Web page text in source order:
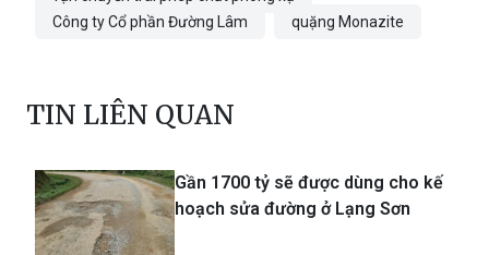
Công ty Cổ phần Đường Lâm
quặng Monazite
TIN LIÊN QUAN
Gần 1700 tỷ sẽ được dùng cho kế
hoạch sửa đường ở Lạng Sơn